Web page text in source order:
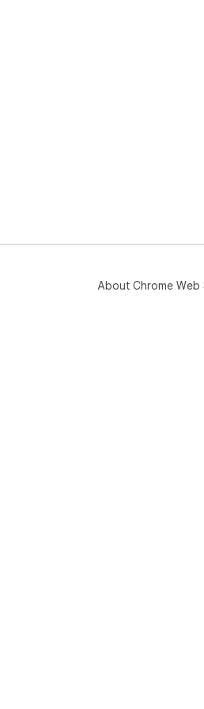
About Chrome Web